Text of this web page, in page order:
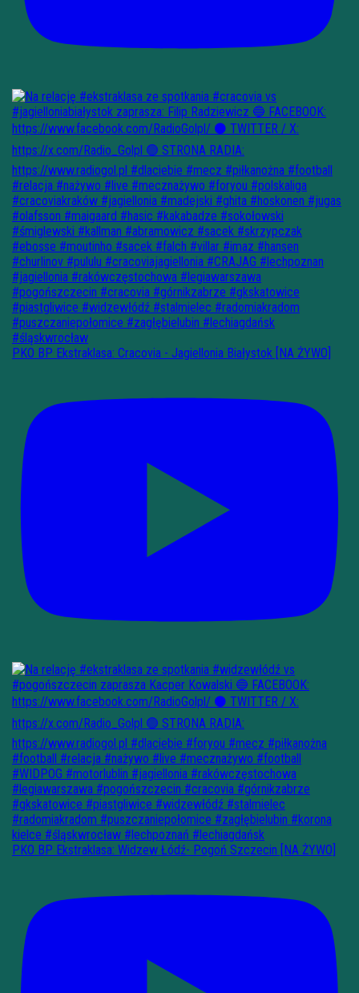
PKO BP Ekstraklasa: Cracovia - Jagiellonia Białystok [NA ŻYWO]
PKO BP Ekstraklasa: Widzew Łódź- Pogoń Szczecin [NA ŻYWO]